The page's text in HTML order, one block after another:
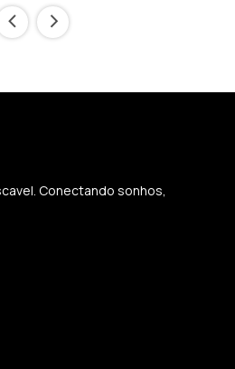
‹ ›
Conectando sonhos,